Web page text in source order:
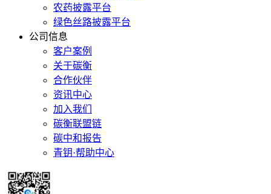
农药披露平台
绿色丝路披露平台
公司信息
客户案例
关于碳衡
合作伙伴
资讯中心
加入我们
碳衡联盟链
碳中和报告
青钥·帮助中心